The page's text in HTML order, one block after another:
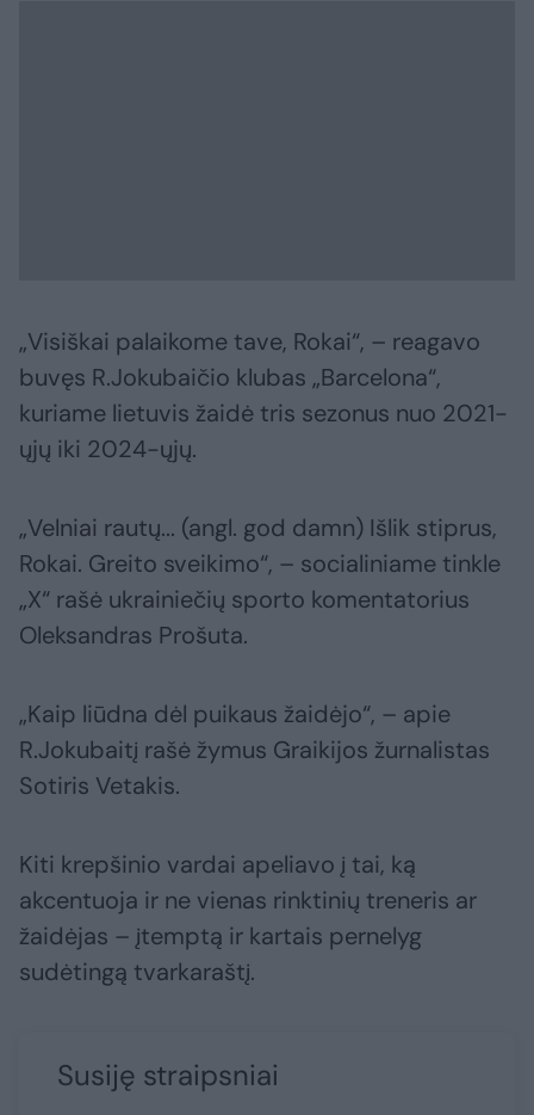
„Visiškai palaikome tave, Rokai“, – reagavo
buvęs R.Jokubaičio klubas „Barcelona“,
kuriame lietuvis žaidė tris sezonus nuo 2021-
ųjų iki 2024-ųjų.
„Velniai rautų... (angl. god damn) Išlik stiprus,
Rokai. Greito sveikimo“, – socialiniame tinkle
„X“ rašė ukrainiečių sporto komentatorius
Oleksandras Prošuta.
„Kaip liūdna dėl puikaus žaidėjo“, – apie
R.Jokubaitį rašė žymus Graikijos žurnalistas
Sotiris Vetakis.
Kiti krepšinio vardai apeliavo į tai, ką
akcentuoja ir ne vienas rinktinių treneris ar
žaidėjas – įtemptą ir kartais pernelyg
sudėtingą tvarkaraštį.
Susiję straipsniai